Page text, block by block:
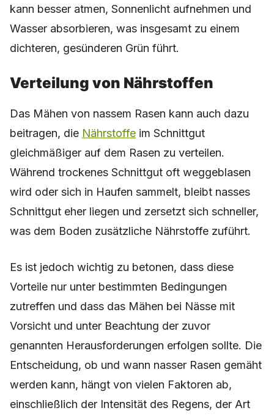
kann besser atmen, Sonnenlicht aufnehmen und
Wasser absorbieren, was insgesamt zu einem
dichteren, gesünderen Grün führt.
Verteilung von Nährstoffen
Das Mähen von nassem Rasen kann auch dazu
beitragen, die Nährstoffe im Schnittgut
gleichmäßiger auf dem Rasen zu verteilen.
Während trockenes Schnittgut oft weggeblasen
wird oder sich in Haufen sammelt, bleibt nasses
Schnittgut eher liegen und zersetzt sich schneller,
was dem Boden zusätzliche Nährstoffe zuführt.
Es ist jedoch wichtig zu betonen, dass diese
Vorteile nur unter bestimmten Bedingungen
zutreffen und dass das Mähen bei Nässe mit
Vorsicht und unter Beachtung der zuvor
genannten Herausforderungen erfolgen sollte. Die
Entscheidung, ob und wann nasser Rasen gemäht
werden kann, hängt von vielen Faktoren ab,
einschließlich der Intensität des Regens, der Art